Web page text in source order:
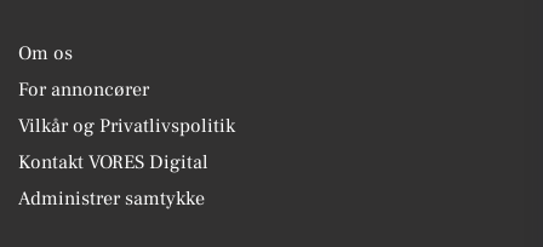
Om os
For annoncører
Vilkår og Privatlivspolitik
Kontakt VORES Digital
Administrer samtykke